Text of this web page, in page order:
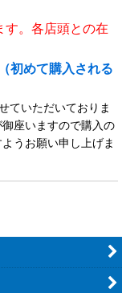
。各店頭との在
初めて購入される
ていただいておりま
座いますので購入の
うお願い申し上げま